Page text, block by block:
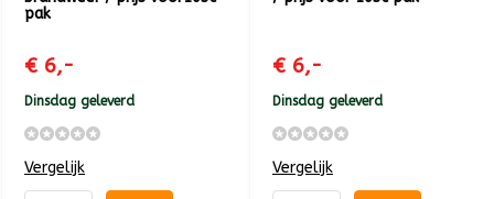
pak
€ 6,-
Dinsdag geleverd
Vergelijk
€ 6,-
Dinsdag geleverd
Vergelijk